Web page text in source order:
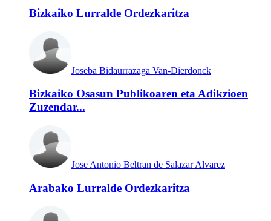
Bizkaiko Lurralde Ordezkaritza
Joseba Bidaurrazaga Van-Dierdonck
Bizkaiko Osasun Publikoaren eta Adikzioen
Zuzendar...
Jose Antonio Beltran de Salazar Alvarez
Arabako Lurralde Ordezkaritza